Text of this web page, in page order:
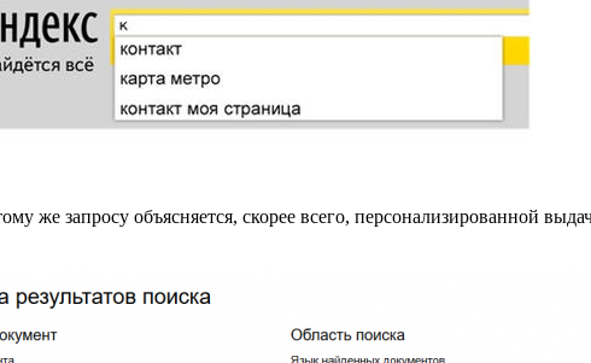
же запросу объясняется, скорее всего, персонализированной